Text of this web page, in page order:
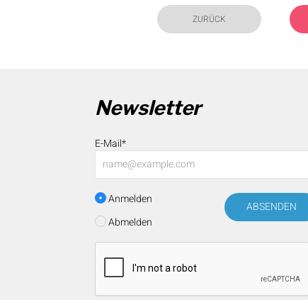
ZURÜCK
Newsletter
E-Mail*
Anmelden
Abmelden
ABSENDEN